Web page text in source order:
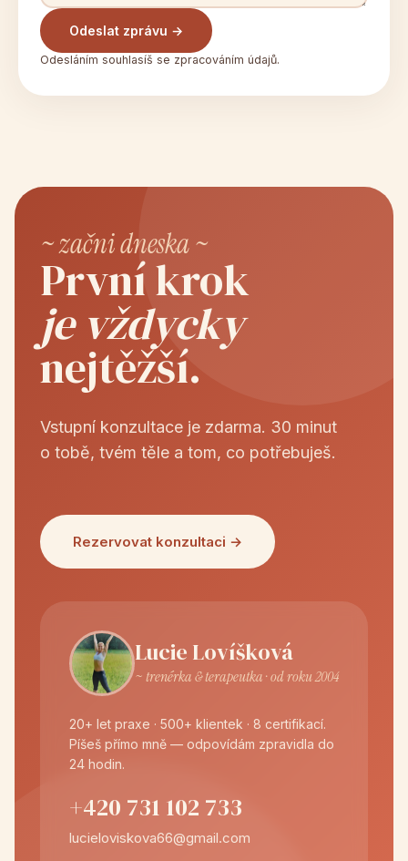
Odeslat zprávu →
Odesláním souhlasíš se zpracováním údajů.
~ začni dneska ~
První krok
je vždycky
nejtěžší.
Vstupní konzultace je zdarma. 30 minut
o tobě, tvém těle a tom, co potřebuješ.
Rezervovat konzultaci →
Lucie Lovíšková
~ trenérka & terapeutka · od roku 2004
20+ let praxe · 500+ klientek · 8 certifikací.
Píšeš přímo mně — odpovídám zpravidla do
24 hodin.
+420 731 102 733
lucieloviskova66@gmail.com